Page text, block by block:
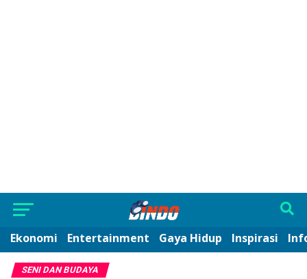
Ekonomi Entertainment Gaya Hidup Inspirasi
SENI DAN BUDAYA